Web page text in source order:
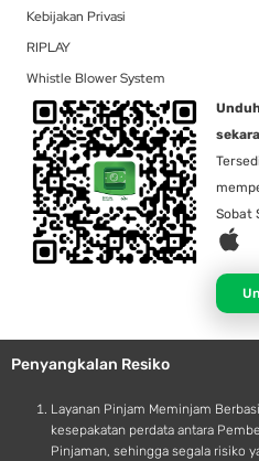
Kebijakan Privasi
RIPLAY
Whistle Blower System
Sobat
A
p
l
e
Penyangkalan Resiko
Layanan Pinjam Meminjam
kesepakatan perdata antara
Pinjaman, sehingga segala risiko